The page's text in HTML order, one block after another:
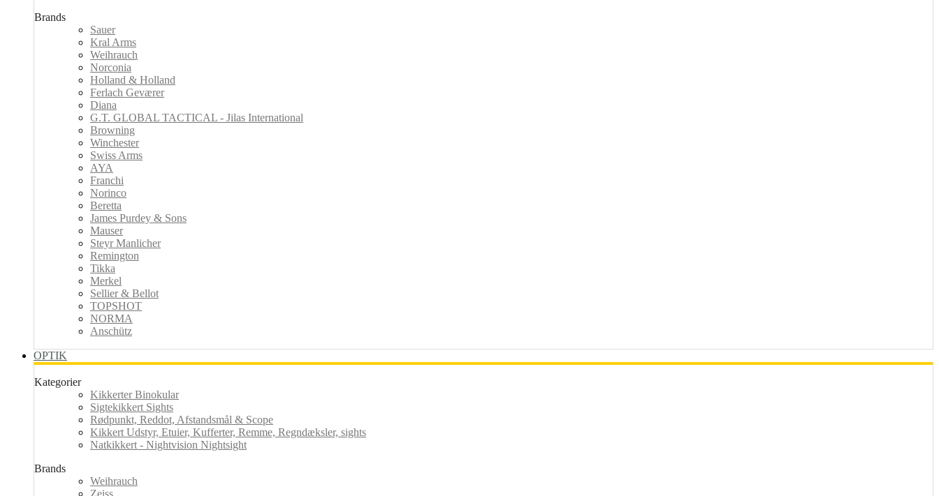
Brands
Sauer
Kral Arms
Weihrauch
Norconia
Holland & Holland
Ferlach Geværer
Diana
G.T. GLOBAL TACTICAL - Jilas International
Browning
Winchester
Swiss Arms
AYA
Franchi
Norinco
Beretta
James Purdey & Sons
Mauser
Steyr Manlicher
Remington
Tikka
Merkel
Sellier & Bellot
TOPSHOT
NORMA
Anschütz
OPTIK
Kategorier
Kikkerter Binokular
Sigtekikkert Sights
Rødpunkt, Reddot, Afstandsmål & Scope
Kikkert Udstyr, Etuier, Kufferter, Remme, Regndæksler, sights
Natkikkert - Nightvision Nightsight
Brands
Weihrauch
Zeiss